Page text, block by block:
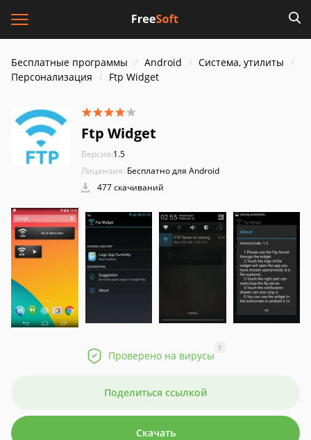
Бесплатные программы Android
Система, утилиты
Персонализация
Ftp Widget
Ftp Widget
Версия:1.5
Лицензия: Бесплатно для Android
477 скачиваний
Проверено на вирусы
?
Поделиться ссылкой
Скачать